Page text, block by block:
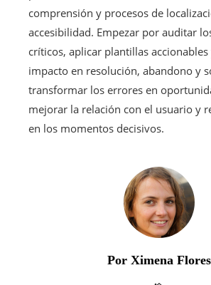
comprensión y procesos de
accesibilidad. Empezar por auditar
críticos, aplicar plantillas
impacto en resolución, abandono y
transformar los errores en
mejorar la relación con el usuario y
en los momentos decisivos.
Por Ximena Flores